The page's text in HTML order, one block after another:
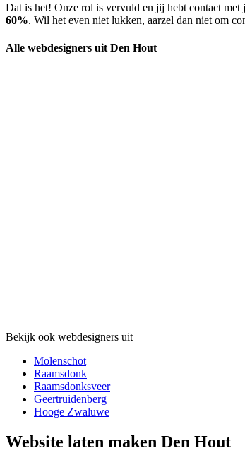
Dat is het! Onze rol is vervuld en jij hebt contact
60%. Wil het even niet lukken, aarzel dan niet om
Alle webdesigners uit Den Hout
Bekijk ook webdesigners uit
Molenschot
Raamsdonk
Raamsdonksveer
Geertruidenberg
Hooge Zwaluwe
Website laten maken Den Hout